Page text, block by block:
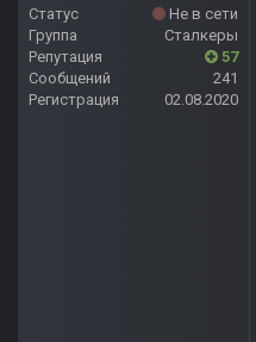
Статус
Не в сети
Группа
Сталкеры
Репутация
57
Сообщений
241
Регистрация
02.08.2020